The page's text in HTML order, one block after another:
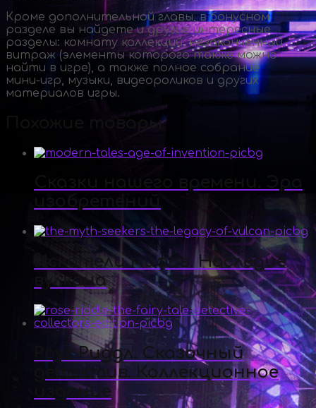
Кроме дополнительной главы, в бонусном
разделе вы найдете и другие интересные
разделы: комнату коллекций, незаконченный
витраж (элементы которого также можно
найти в игре), а также полное собрание
мини-игр, музыки, видеороликов и других
материалов игры.
Похожие товары
Искатели мифов. Наследие
вулкана
Роуз Риддл. Сказочный
детектив. Коллекционное
издание